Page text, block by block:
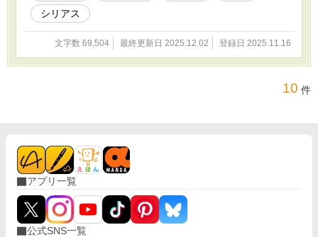
シリアス
文字数 69,504 最終更新日 2025.12.02 登録日 2025.11.16
10 件
アプリ一覧
公式SNS一覧